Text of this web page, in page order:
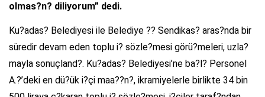
olmas?n? diliyorum” dedi.
Ku?adas? Belediyesi ile Belediye ?? Sendikas? aras?nda bir
süredir devam eden toplu i? sözle?mesi görü?meleri, uzla?
mayla sonuçland?. Ku?adas? Belediyesi’ne ba?l? Personel
A.?’deki en dü?ük i?çi maa??n?, ikramiyelerle birlikte 34 bin